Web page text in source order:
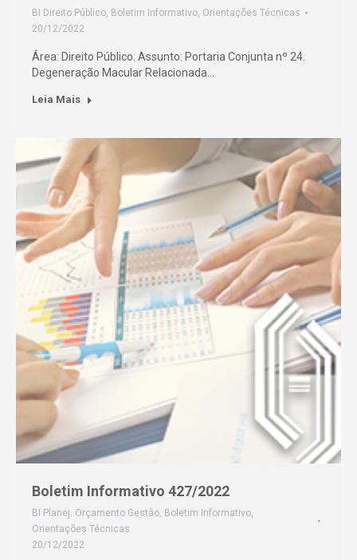
BI Direito Público, Boletim Informativo, Orientações Técnicas
20/12/2022
Área: Direito Público. Assunto: Portaria Conjunta nº 24.
Degeneração Macular Relacionada…
Leia Mais
Boletim Informativo 427/2022
BI Planej. Orçamento Gestão, Boletim Informativo,
Orientações Técnicas
20/12/2022